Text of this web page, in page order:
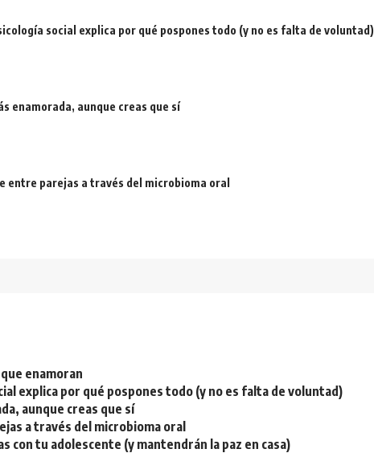
social explica por qué pospones todo (y no es falta de voluntad)
enamorada, aunque creas que sí
entre parejas a través del microbioma oral
enamoran
explica por qué pospones todo (y no es falta de voluntad)
aunque creas que sí
a través del microbioma oral
con tu adolescente (y mantendrán la paz en casa)